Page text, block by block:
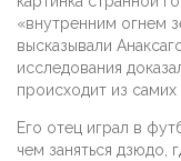
«внутренним огнем
высказывали
исследования
происходит из
Его отец играл в
чем заняться дзюдо,